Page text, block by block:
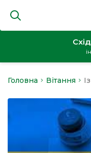
Головна Вітання